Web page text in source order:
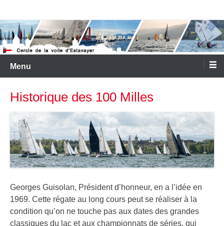
contenu
Cercle de la Voile d'Estavayer
Menu
Historique des 100 Milles
Georges Guisolan, Président d’honneur, en a l’idée en
1969. Cette régate au long cours peut se réaliser à la
condition qu’on ne touche pas aux dates des grandes
classiques du lac et aux championnats de séries, qui